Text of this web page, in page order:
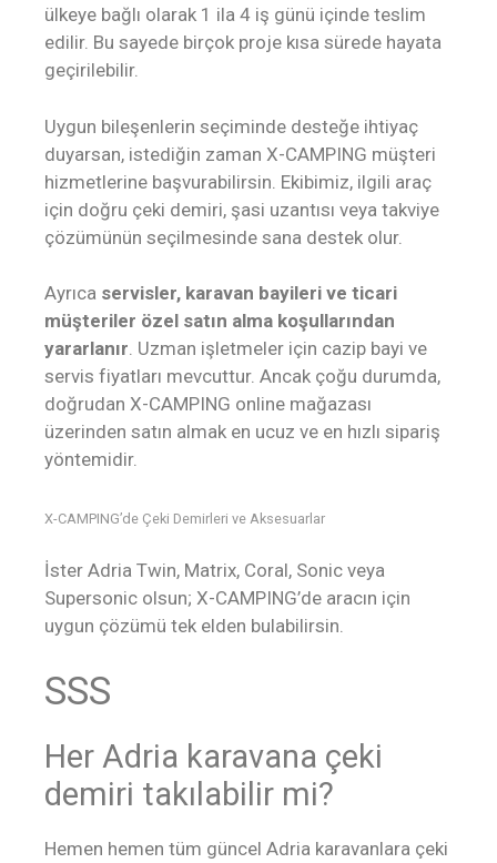
ülkeye bağlı olarak 1 ila 4 iş günü içinde teslim
edilir. Bu sayede birçok proje kısa sürede hayata
geçirilebilir.
Uygun bileşenlerin seçiminde desteğe ihtiyaç
duyarsan, istediğin zaman X-CAMPING müşteri
hizmetlerine başvurabilirsin. Ekibimiz, ilgili araç
için doğru çeki demiri, şasi uzantısı veya takviye
çözümünün seçilmesinde sana destek olur.
Ayrıca servisler, karavan bayileri ve ticari
müşteriler özel satın alma koşullarından
yararlanır. Uzman işletmeler için cazip bayi ve
servis fiyatları mevcuttur. Ancak çoğu durumda,
doğrudan X-CAMPING online mağazası
üzerinden satın almak en ucuz ve en hızlı sipariş
yöntemidir.
X-CAMPING’de Çeki Demirleri ve Aksesuarlar
İster Adria Twin, Matrix, Coral, Sonic veya
Supersonic olsun; X-CAMPING’de aracın için
uygun çözümü tek elden bulabilirsin.
SSS
Her Adria karavana çeki
demiri takılabilir mi?
Hemen hemen tüm güncel Adria karavanlara çeki